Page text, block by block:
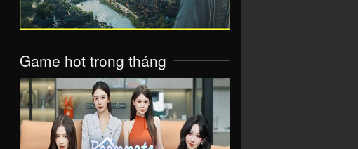
Game hot trong tháng
VIEW